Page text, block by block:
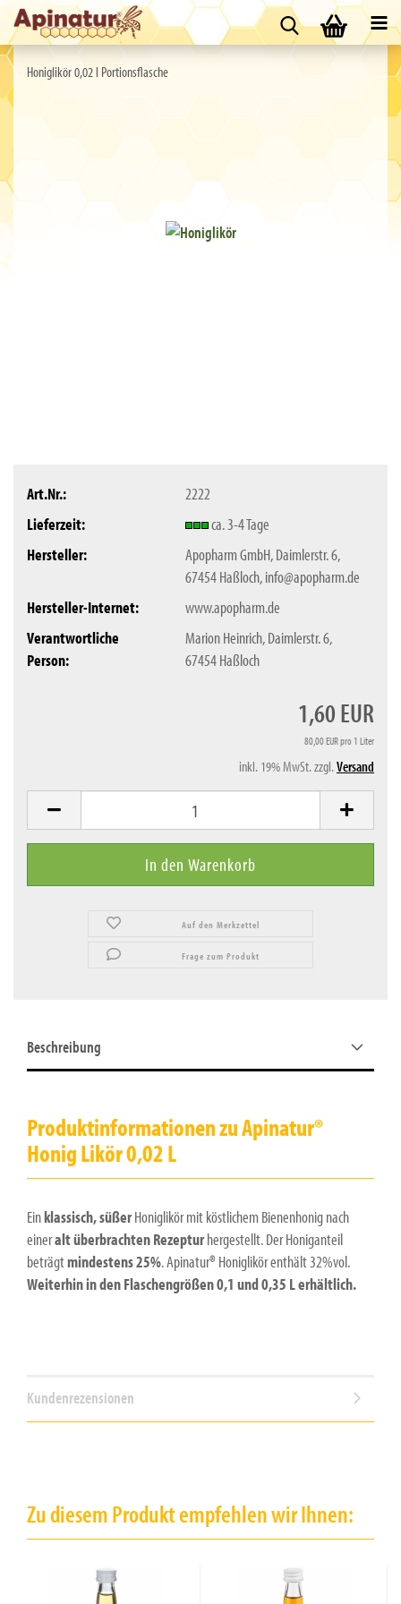
Honiglikör 0,02 l Portionsflasche
Art.Nr.:
2222
Lieferzeit:
ca. 3-4 Tage
Hersteller:
Apopharm GmbH, Daimlerstr. 6,
67454 Haßloch, info@apopharm.de
Hersteller-Internet:
www.apopharm.de
Verantwortliche
Person:
Marion Heinrich, Daimlerstr. 6,
67454 Haßloch
1,60 EUR
80,00 EUR pro 1 Liter
inkl. 19% MwSt. zzgl.Versand
Auf den Merkzettel
Frage zum Produkt
Beschreibung
Produktinformationen zu Apinatur®
Honig Likör 0,02 L
Einklassisch, süßerHoniglikör mit köstlichem Bienenhonig nach
eineralt überbrachten Rezepturhergestellt. Der Honiganteil
beträgtmindestens 25%. Apinatur® Honiglikör enthält 32%vol.
Weiterhin in den Flaschengrößen 0,1 und 0,35 L erhältlich.
Kundenrezensionen
Zu diesem Produkt empfehlen wir Ihnen: